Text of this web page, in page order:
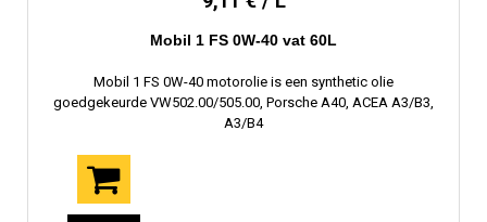
Mobil 1 FS 0W-40 vat 60L
Mobil 1 FS 0W-40 motorolie is een synthetic olie
goedgekeurde VW502.00/505.00, Porsche A40, ACEA A3/B3,
A3/B4